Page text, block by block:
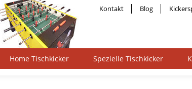
Kontakt Blog
Home Tischkicker Spezielle Tischkicker